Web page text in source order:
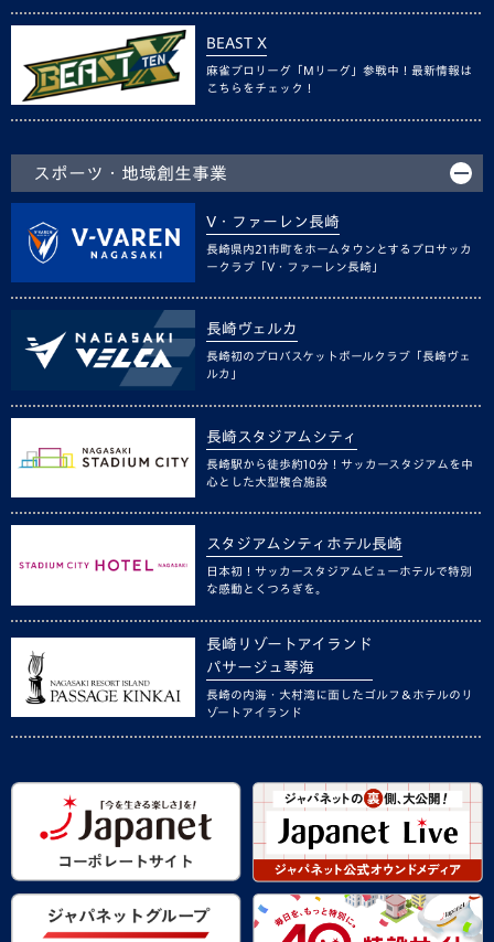
BEAST X
麻雀プロリーグ「Mリーグ」参戦中！最新情報は
こちらをチェック！
スポーツ・地域創生事業
V・ファーレン長崎
長崎県内21市町をホームタウンとするプロサッカ
ークラブ「V・ファーレン長崎」
長崎ヴェルカ
長崎初のプロバスケットボールクラブ「長崎ヴェ
ルカ」
長崎スタジアムシティ
長崎駅から徒歩約10分！サッカースタジアムを中
心とした大型複合施設
スタジアムシティホテル長崎
日本初！サッカースタジアムビューホテルで特別
な感動とくつろぎを。
長崎リゾートアイランド
パサージュ琴海
長崎の内海・大村湾に面したゴルフ＆ホテルのリ
ゾートアイランド